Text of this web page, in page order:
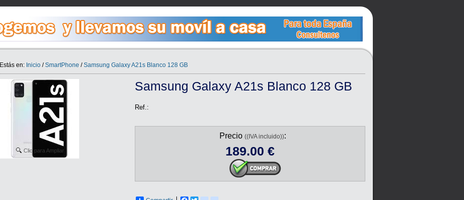
Estás en: Inicio /SmartPhone /Samsung Galaxy A21s Blanco 128 GB
Clic para Ampliar
Samsung Galaxy A21s Blanco 128 GB
Ref.:
Precio ((IVA incluido)):
189.00 €